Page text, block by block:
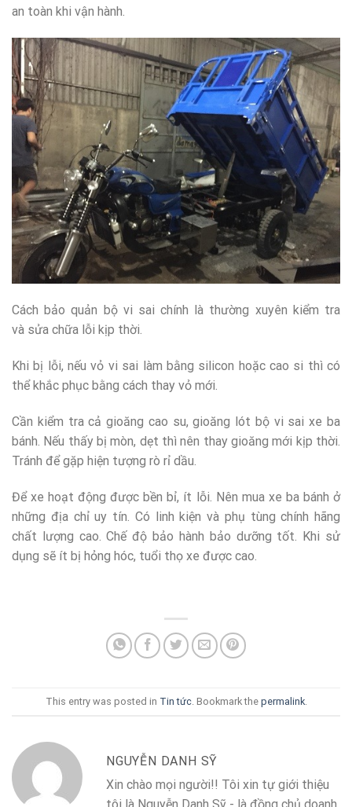
an toàn khi vận hành.
Cách bảo quản bộ vi sai chính là thường xuyên kiểm tra
và sửa chữa lỗi kịp thời.
Khi bị lỗi, nếu vỏ vi sai làm bằng silicon hoặc cao si thì có
thể khắc phục bằng cách thay vỏ mới.
Cần kiểm tra cả gioăng cao su, gioăng lót bộ vi sai xe ba
bánh. Nếu thấy bị mòn, dẹt thì nên thay gioăng mới kịp thời.
Tránh để gặp hiện tượng rò rỉ dầu.
Để xe hoạt động được bền bỉ, ít lỗi. Nên mua xe ba bánh ở
những địa chỉ uy tín. Có linh kiện và phụ tùng chính hãng
chất lượng cao. Chế độ bảo hành bảo dưỡng tốt. Khi sử
dụng sẽ ít bị hỏng hóc, tuổi thọ xe được cao.
This entry was posted in Tin tức. Bookmark the permalink.
NGUYỄN DANH SỸ
Xin chào mọi người!! Tôi xin tự giới thiệu